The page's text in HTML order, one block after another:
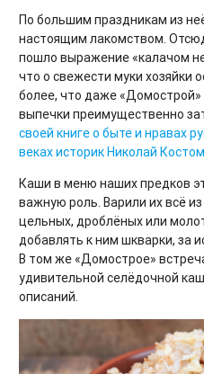
По большим праздникам из
настоящим лакомством.
пошло выражение «калачом
что о свежести муки хозяйки
более, что даже
выпечки преимущественно
своей книге о быте и нравах
веках историк Николай
Каши в меню наших предков
важную роль. Варили их всё
цельных, дроблёных или
добавлять к ним шкварки, за
В том же «Домострое»
удивительной селёдочной
описаний.